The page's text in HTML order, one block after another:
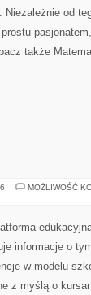
Niezależnie od
także
MOŻLIWOŚĆ
informacje o
w modelu
z myślą o